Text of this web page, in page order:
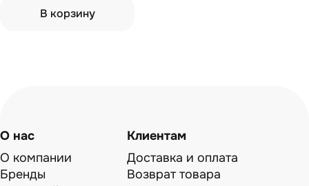
В корзину
О нас
О компании
Бренды
Клиентам
Доставка и оплата
Возврат товара